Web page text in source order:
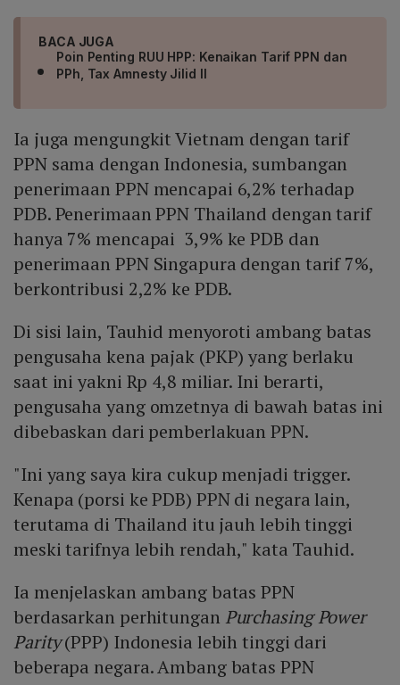
BACA JUGA
Poin Penting RUU HPP: Kenaikan Tarif PPN dan
PPh, Tax Amnesty Jilid II
Ia juga mengungkit Vietnam dengan tarif
PPN sama dengan Indonesia, sumbangan
penerimaan PPN mencapai 6,2% terhadap
PDB. Penerimaan PPN Thailand dengan tarif
hanya 7% mencapai 3,9% ke PDB dan
penerimaan PPN Singapura dengan tarif 7%,
berkontribusi 2,2% ke PDB.
Di sisi lain, Tauhid menyoroti ambang batas
pengusaha kena pajak (PKP) yang berlaku
saat ini yakni Rp 4,8 miliar. Ini berarti,
pengusaha yang omzetnya di bawah batas ini
dibebaskan dari pemberlakuan PPN.
"Ini yang saya kira cukup menjadi trigger.
Kenapa (porsi ke PDB) PPN di negara lain,
terutama di Thailand itu jauh lebih tinggi
meski tarifnya lebih rendah," kata Tauhid.
Ia menjelaskan ambang batas PPN
berdasarkan perhitungan Purchasing Power
Parity(PPP) Indonesia lebih tinggi dari
beberapa negara. Ambang batas PPN